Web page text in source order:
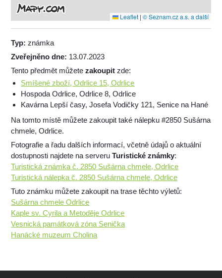
Leaflet | © Seznam.cz a.s. a další
Typ:známka
Zveřejněno dne: 13.07.2023
Tento předmět můžetezakoupit zde:
Smíšené zboží, Odrlice 15, Odrlice
Hospoda Odrlice, Odrlice 8, Odrlice
Kavárna Lepší časy, Josefa Vodičky 121, Senice na Hané
Na tomto místě můžete zakoupit také nálepku #2850 Sušárna
chmele, Odrlice.
Fotografie a řadu dalších informací, včetně údajů o aktuální
dostupnosti najdete na serveruTuristické známky:
Turistická známka č. 2850 Sušárna chmele, Odrlice
Turistická nálepka č. 2850 Sušárna chmele, Odrlice
Tuto známku můžete zakoupit na trase těchto výletů:
Sušárna chmele Odrlice
Kaple sv. Cyrila a Metoděje Odrlice
Vesnická památková zóna Senička
Hanácké muzeum Cholina